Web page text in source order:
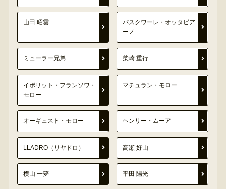
山田 昭雲
パスクワーレ・オッタビア
ーノ
ミューラー兄弟 柴崎 重行
イポリット・フランソワ・
モロー
マチュラン・モロー
オーギュスト・モロー ヘンリー・ムーア
LLADRO（リヤドロ） 高瀬 好山
横山 一夢 平田 陽光